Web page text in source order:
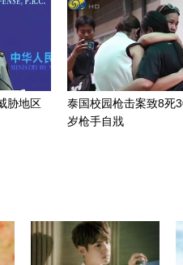
胁地区
泰国校园枪击案致8死
岁枪手自戕